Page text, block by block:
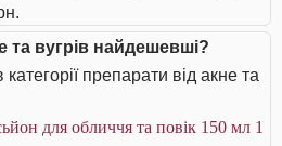
та вугрів найдешевші?
препарати від акне та
для обличчя та повік 150 мл 1